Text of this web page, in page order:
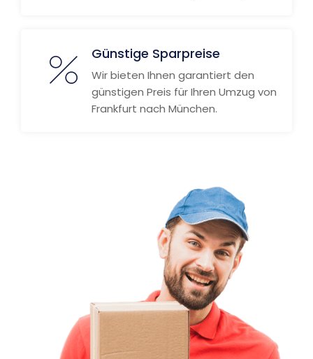
Günstige Sparpreise
Wir bieten Ihnen garantiert den
günstigen Preis für Ihren Umzug von
Frankfurt nach München.